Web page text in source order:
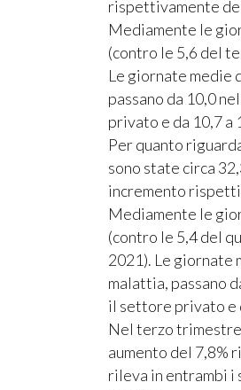
rispettivamente
Mediamente le
(contro le 5,6 del
Le giornate medie
passano da 10,0
privato e da 10,7
Per quanto
sono state circa
incremento
Mediamente le
(contro le 5,4 del
2021). Le giornate
malattia, passano
il settore privato e
Nel terzo
aumento del 7,8%
rileva in entrambi